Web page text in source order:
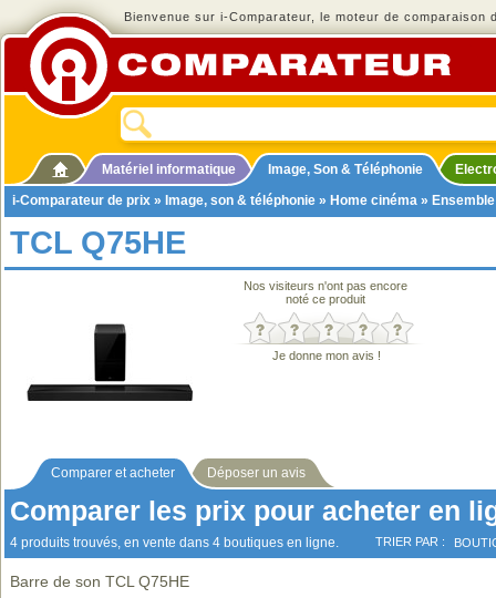
Bienvenue sur i-Comparateur, le moteur de comparaison
Matériel informatique Image, Son & Téléphonie
i-Comparateur de prix » Image, son & téléphonie » Home cinéma »
TCL Q75HE
Nos visiteurs n'ont pas encore
noté ce produit
Je donne mon avis !
Comparer et acheter Déposer un avis
Comparer les prix pour acheter en
4 produits trouvés, en vente dans 4 boutiques en ligne. TRIER PAR :
Barre de son TCL Q75HE